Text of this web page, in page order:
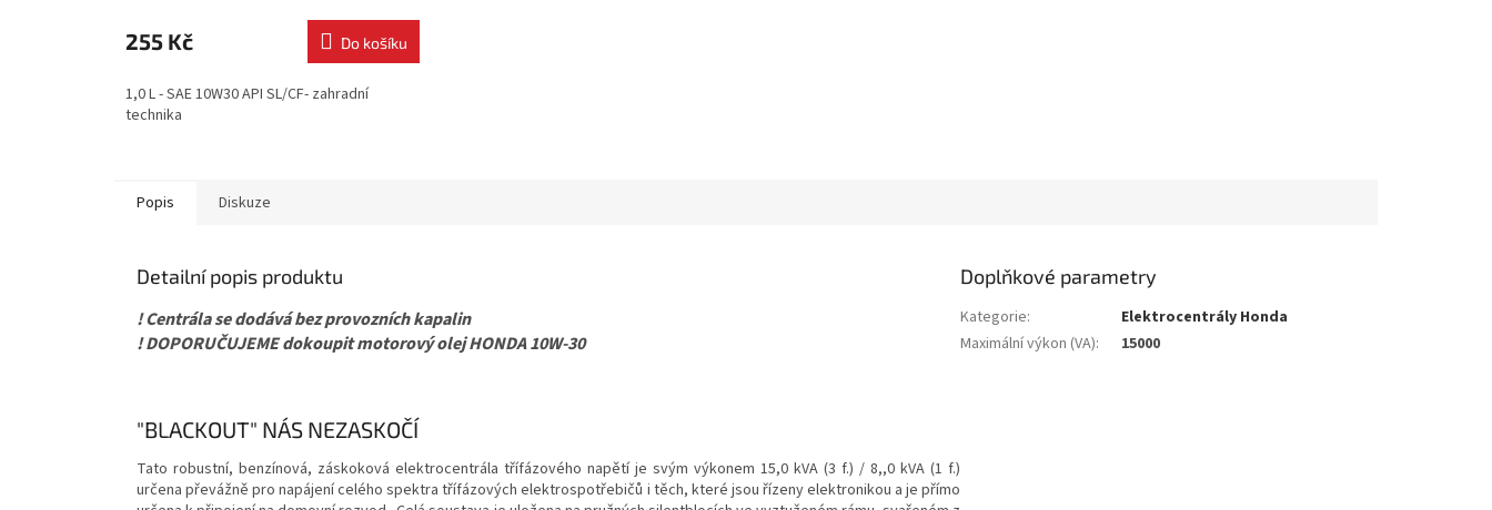
255 Kč Do košíku
1,0 L - SAE 10W30 API SL/CF- zahradní
technika
Popis Diskuze
Detailní popis produktu
! Centrála se dodává bez provozních kapalin
! DOPORUČUJEME dokoupit motorový olej HONDA 10W-30
"BLACKOUT" NÁS NEZASKOČÍ
Tato robustní, benzínová, záskoková elektrocentrála třífázového napětí je svým výkonem 15,0 kVA (3 f.) / 8,,0 kVA (1 f.)
určena převážně pro napájení celého spektra třífázových elektrospotřebičů i těch, které jsou řízeny elektronikou a je přímo
Doplňkové parametry
Kategorie:
Elektrocentrály Honda
Maximální výkon (VA): 15000